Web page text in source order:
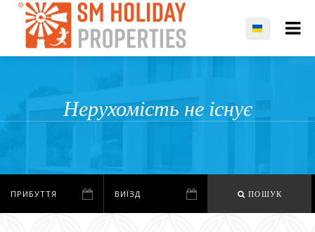
Нерухомість не існує
ПОШУК